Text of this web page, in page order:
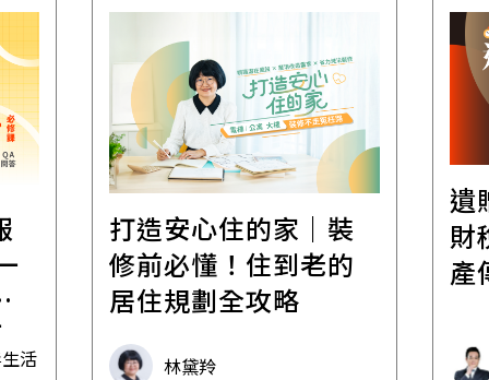
活
打造安心住的家｜裝
修前必懂！住到老的
居住規劃全攻略
林黛羚
遺
財
產